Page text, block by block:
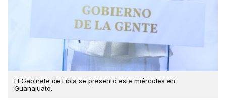
El Gabinete de Libia se presentó este miércoles en
Guanajuato.